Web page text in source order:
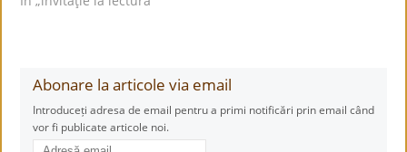
Abonare la articole via email
Introduceți adresa de email pentru a primi notificări prin email când
vor fi publicate articole noi.
Adresă